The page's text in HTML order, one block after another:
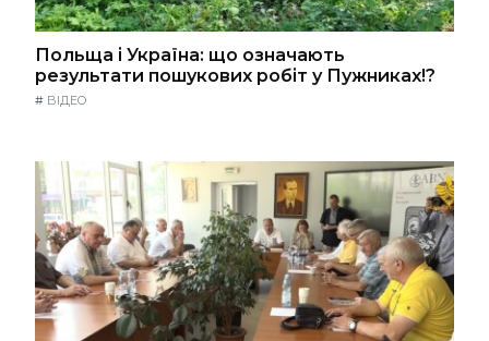
Польща і Україна: що означають
результати пошукових робіт у Пужниках!?
# ВІДЕО